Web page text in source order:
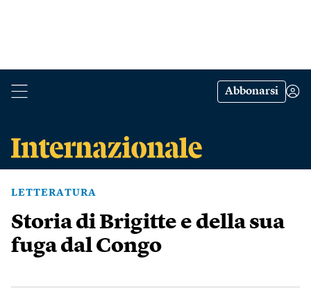
Abbonarsi
LETTERATURA
Storia di Brigitte e della sua
fuga dal Congo